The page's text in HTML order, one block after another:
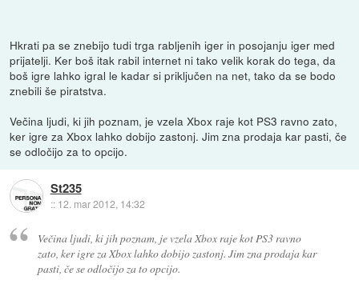
Hkrati pa se znebijo tudi trga rabljenih iger in posojanju iger med
prijatelji. Ker boš itak rabil internet ni tako velik korak do tega, da
boš igre lahko igral le kadar si priključen na net, tako da se bodo
znebili še piratstva.
Večina ljudi, ki jih poznam, je vzela Xbox raje kot PS3 ravno zato,
ker igre za Xbox lahko dobijo zastonj. Jim zna prodaja kar pasti, če
se odločijo za to opcijo.
St235
:: 12. mar 2012, 14:32
Večina ljudi, ki jih poznam, je vzela Xbox raje kot PS3 ravno
zato, ker igre za Xbox lahko dobijo zastonj. Jim zna prodaja kar
pasti, če se odločijo za to opcijo.